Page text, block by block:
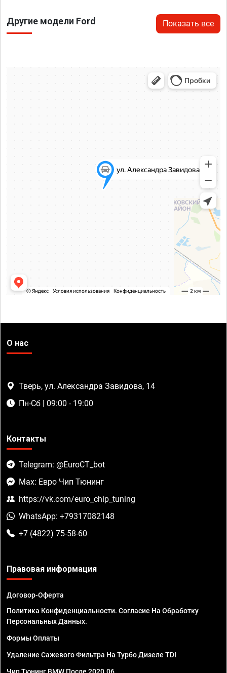
Другие модели Ford Показать все
О нас
Тверь, ул. Александра Завидова, 14
Пн-Сб | 09:00 - 19:00
Контакты
Telegram: @EuroCT_bot
Max: Евро Чип Тюнинг
https://vk.com/euro_chip_tuning
WhatsApp: +79317082148
+7 (4822) 75-58-60
Правовая информация
Договор-Оферта
Политика Конфиденциальности. Согласие На Обработку
Персональных Данных.
Формы Оплаты
Удаление Сажевого Фильтра На Турбо Дизеле TDI